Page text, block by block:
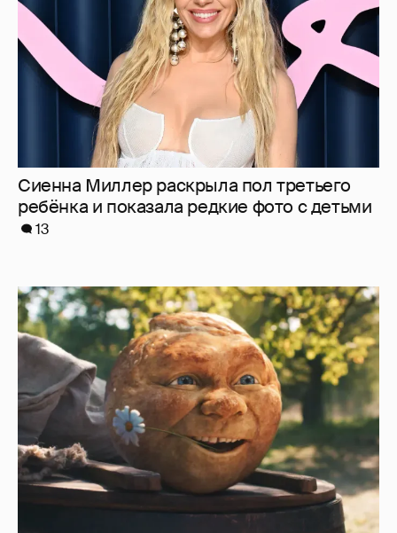
"Россия-24" обратилась в прокуратуру и СК
из-за угроз в адрес создателей "Колобка"